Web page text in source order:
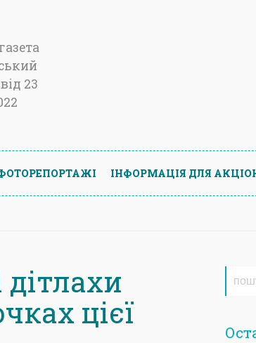
23
ІНФОРМАЦIЯ ДЛЯ
цієї